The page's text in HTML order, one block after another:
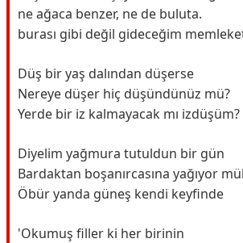
ne ağaca benzer, ne de buluta.
burası gibi değil gideceğim
Düş bir yaş dalından düşerse
Nereye düşer hiç düşündünüz mü?
Yerde bir iz kalmayacak mı izdüşüm?
Diyelim yağmura tutuldun bir gün
Bardaktan boşanırcasına yağıyor
Öbür yanda güneş kendi keyfinde
'Okumuş filler ki her birinin